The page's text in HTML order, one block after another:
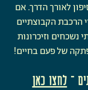
לאורך הדרך. אם
הרכבת הקבוצתיים
נשכחים וזיכרונות
של פעם בחיים!
– לחצו כאן